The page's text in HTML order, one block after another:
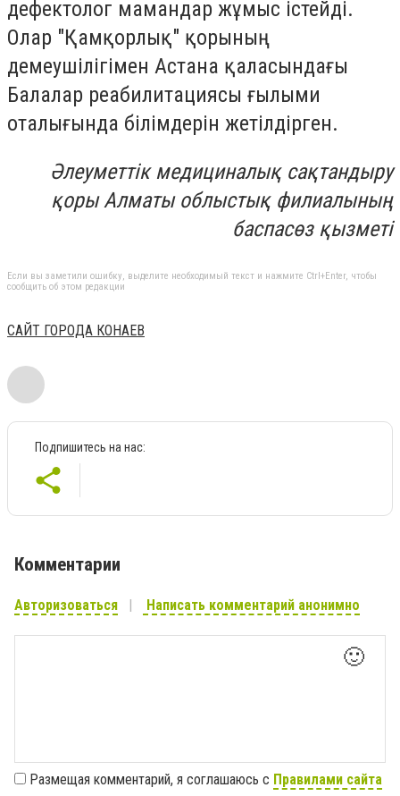
дефектолог мамандар жұмыс істейді.
Олар "Қамқорлық" қорының
демеушілігімен Астана қаласындағы
Балалар реабилитациясы ғылыми
оталығында білімдерін жетілдірген.
Әлеуметтік медициналық сақтандыру
қоры Алматы облыстық филиалының
баспасөз қызметі
Если вы заметили ошибку, выделите необходимый текст и нажмите Ctrl+Enter, чтобы
сообщить об этом редакции
САЙТ ГОРОДА КОНАЕВ
Подпишитесь на нас:
Комментарии
Авторизоваться Написать комментарий анонимно
🙂
Размещая комментарий, я соглашаюсь с Правилами сайта